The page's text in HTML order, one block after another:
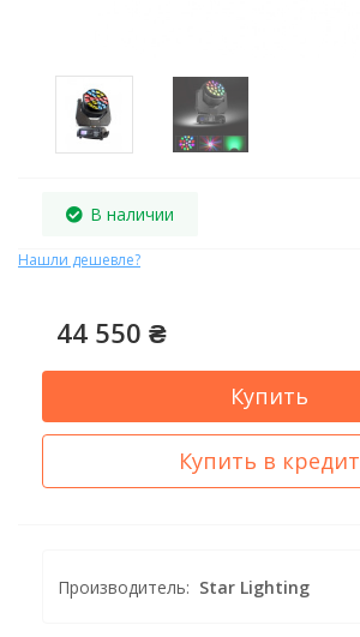
В наличии
Нашли дешевле?
44 550 ₴
Купить
Купить в кредит
Производитель: Star Lighting